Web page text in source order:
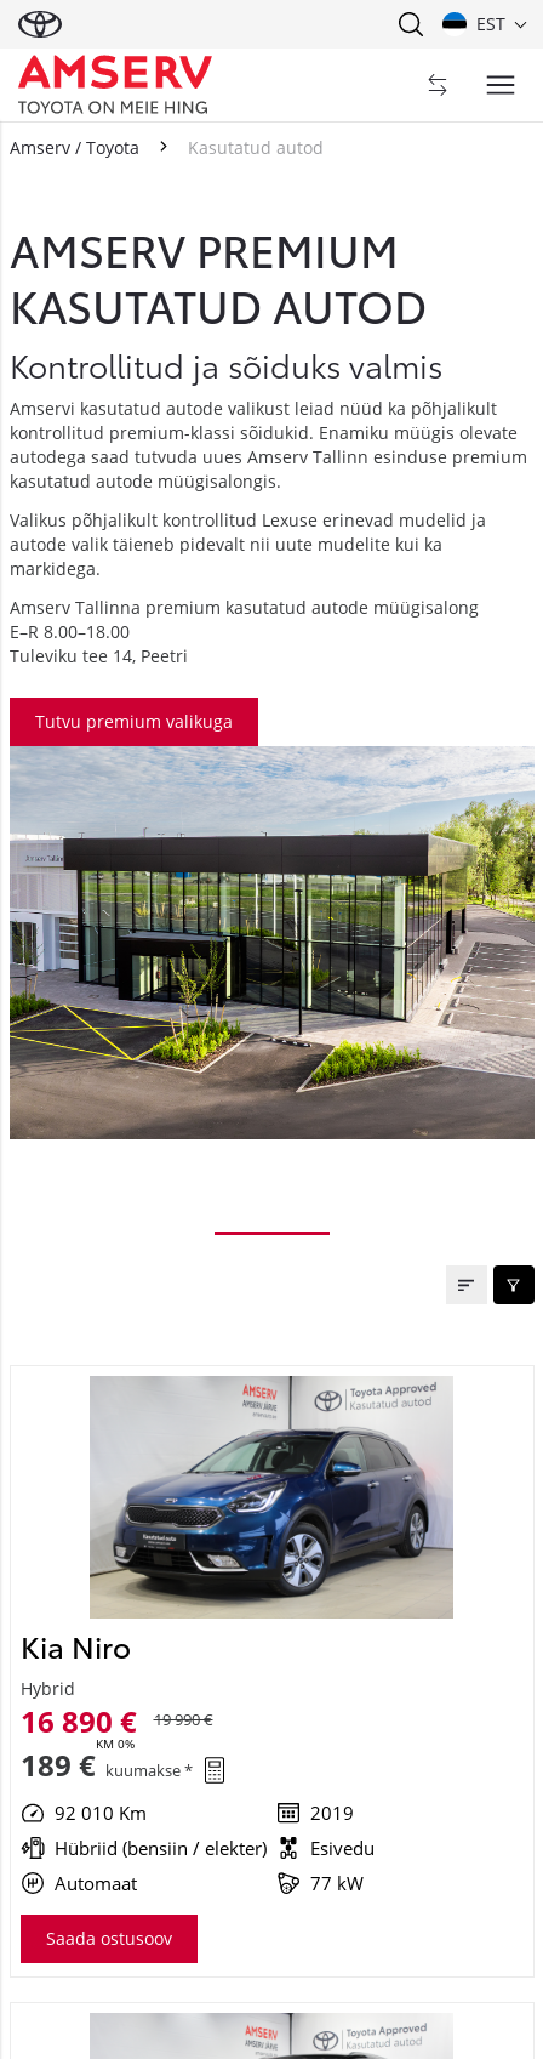
EST
Amserv / Toyota Kasutatud autod
AMSERV PREMIUM
KASUTATUD AUTOD
Kontrollitud ja sõiduks valmis
Amservi kasutatud autode valikust leiad nüüd ka põhjalikult
kontrollitud premium-klassi sõidukid. Enamiku müügis olevate
autodega saad tutvuda uues Amserv Tallinn esinduse premium
kasutatud autode müügisalongis.
Valikus põhjalikult kontrollitud Lexuse erinevad mudelid ja
autode valik täieneb pidevalt nii uute mudelite kui ka
markidega.
Amserv Tallinna premium kasutatud autode müügisalong
E–R 8.00–18.00
Tuleviku tee 14, Peetri
Tutvu premium valikuga
Kia Niro
Hybrid
16 890 €
KM 0%
19 990 €
189 € kuumakse *
92 010 Km
2019
Hübriid (bensiin / elekter)
Esivedu
Automaat
77 kW
Saada ostusoov